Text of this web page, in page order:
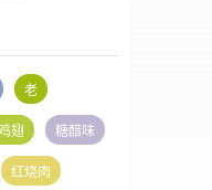
老
翅 糖醋味
红烧肉